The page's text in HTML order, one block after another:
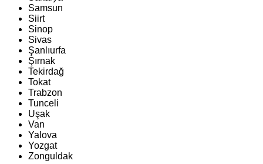
Samsun
Siirt
Sinop
Sivas
Şanlıurfa
Şırnak
Tekirdağ
Tokat
Trabzon
Tunceli
Uşak
Van
Yalova
Yozgat
Zonguldak